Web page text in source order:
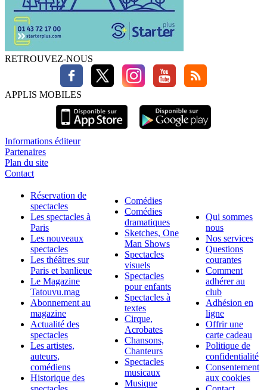
RETROUVEZ-NOUS
APPLIS MOBILES
Informations éditeur
Partenaires
Plan du site
Contact
Réservation de
spectacles
Les spectacles à
Paris
Les nouveaux
spectacles
Les théâtres sur
Paris et banlieue
Le Magazine
Tatouvu.mag
Abonnement au
magazine
Actualité des
spectacles
Les artistes,
auteurs,
comédiens
Historique des
Comédies
Comédies
dramatiques
Sketches, One
Man Shows
Spectacles
visuels
Spectacles
pour enfants
Spectacles à
textes
Cirque,
Acrobates
Chansons,
Chanteurs
Spectacles
musicaux
Musique
Qui sommes
nous
Nos services
Questions
courantes
Comment
adhérer au
club
Adhésion en
ligne
Offrir une
carte cadeau
Politique de
confidentialité
Consentement
aux cookies